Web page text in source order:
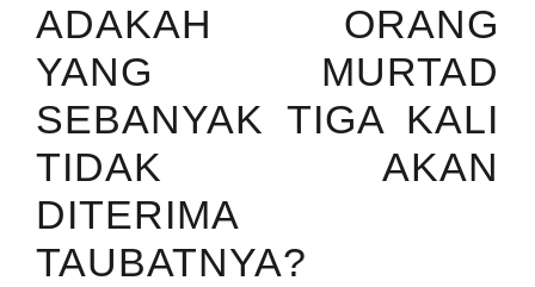
ADAKAH ORANG
YANG MURTAD
SEBANYAK TIGA KALI
TIDAK AKAN
DITERIMA
TAUBATNYA?